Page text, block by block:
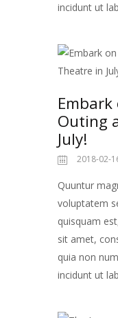
incidunt ut
Outing
July!
2018-02-
Quuntur
voluptatem
quisquam
sit amet,
quia non
incidunt ut